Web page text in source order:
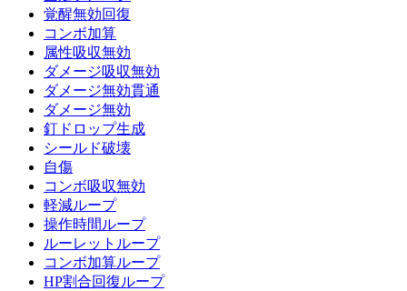
覚醒無効回復
コンボ加算
属性吸収無効
ダメージ吸収無効
ダメージ無効貫通
ダメージ無効
釘ドロップ生成
シールド破壊
自傷
コンボ吸収無効
軽減ループ
操作時間ループ
ルーレットループ
コンボ加算ループ
HP割合回復ループ